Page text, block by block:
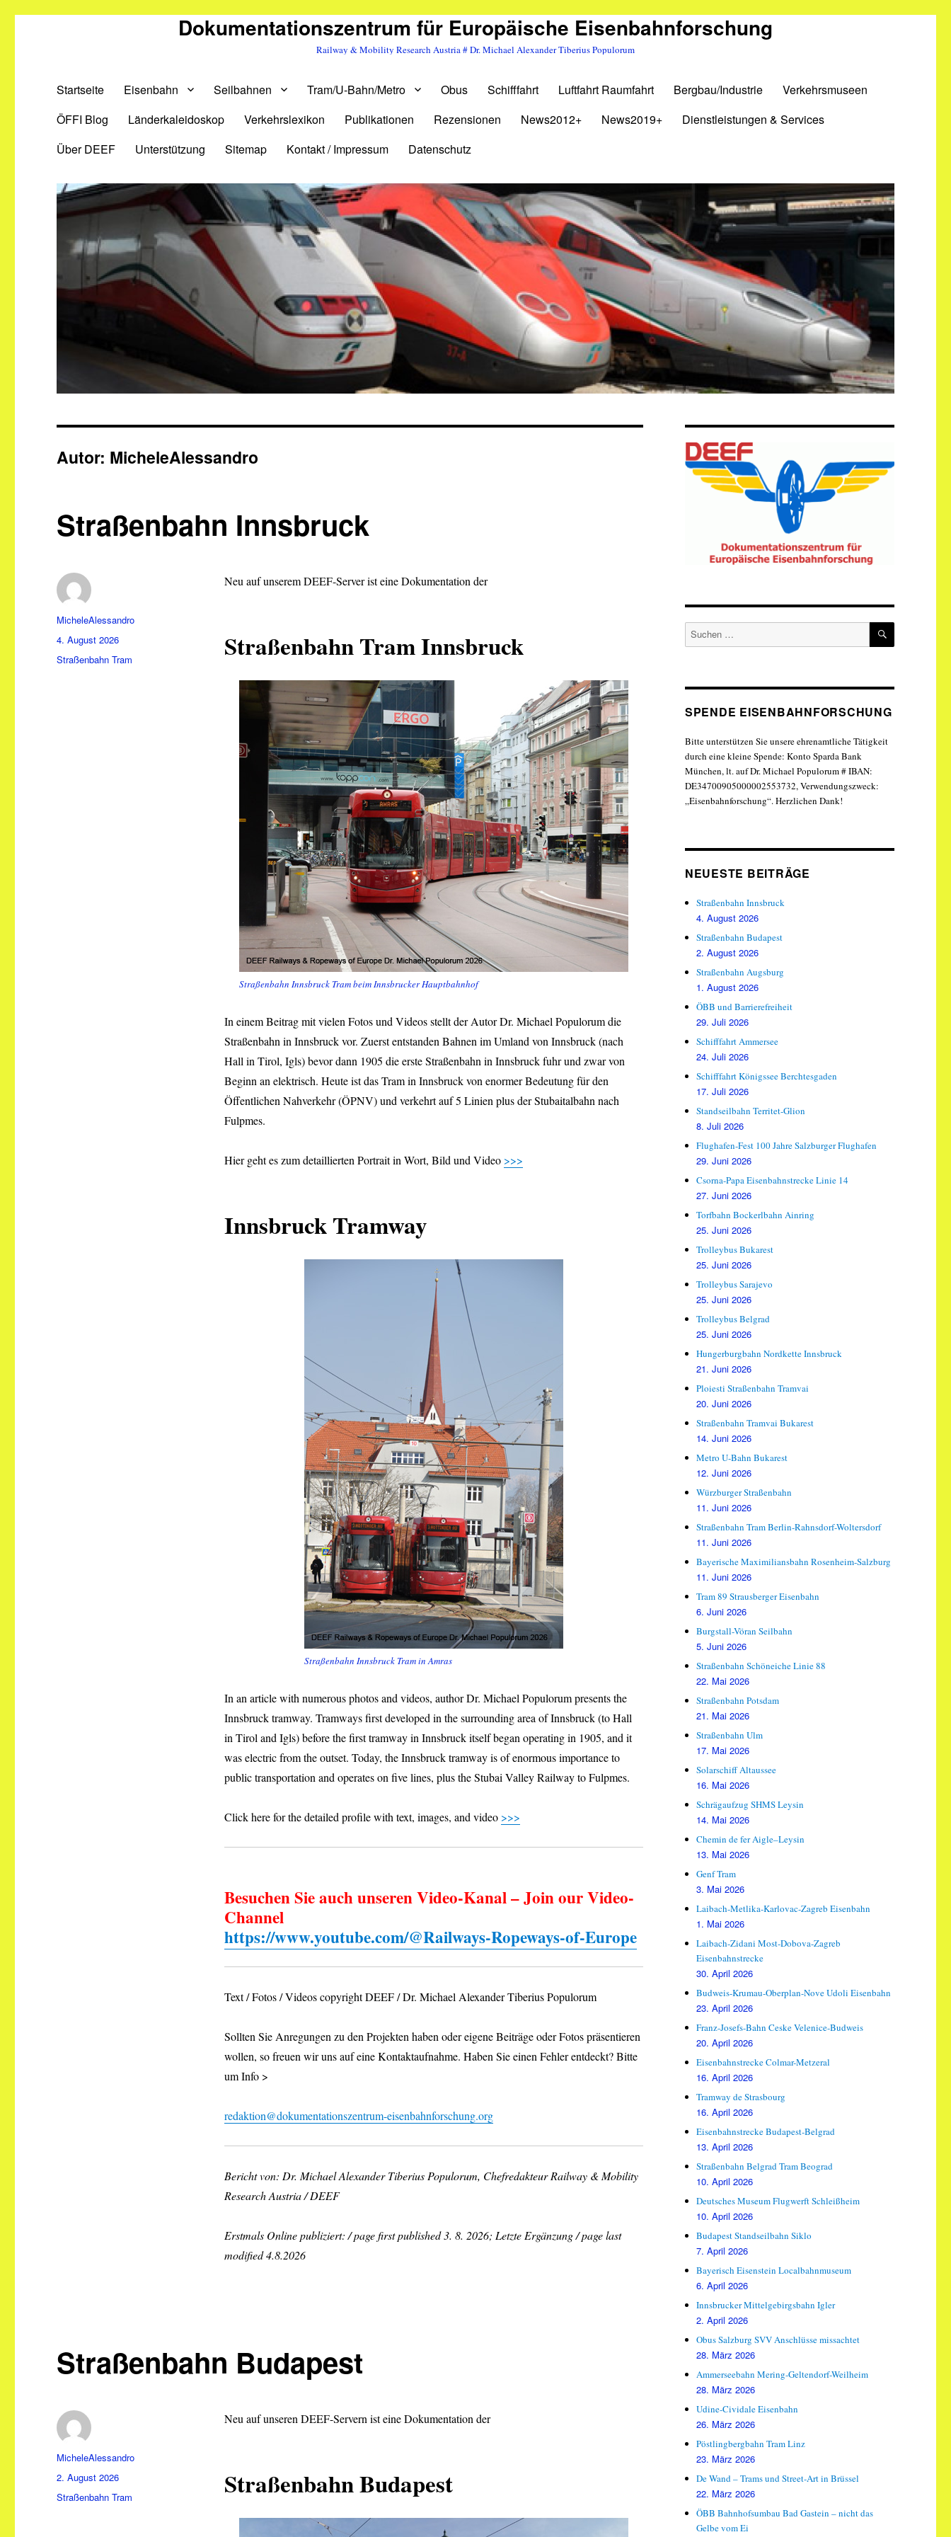
Dokumentationszentrum für Europäische Eisenbahnforschung
Railway & Mobility Research Austria # Dr. Michael Alexander Tiberius Populorum
Startseite Eisenbahn Seilbahnen Tram/U-Bahn/Metro Obus Schifffahrt Luftfahrt Raumfahrt Bergbau/Industrie
Verkehrsmuseen
ÖFFI Blog
Länderkaleidoskop Verkehrslexikon Publikationen Rezensionen News2012+ News2019+
Dienstleistungen & Services
Über DEEF
Unterstützung Sitemap Kontakt / Impressum Datenschutz
Autor: MicheleAlessandro
Straßenbahn Innsbruck
Neu auf unserem DEEF-Server ist eine Dokumentation der
Straßenbahn Tram Innsbruck
Straßenbahn Innsbruck Tram beim Innsbrucker Hauptbahnhof
In einem Beitrag mit vielen Fotos und Videos stellt der Autor Dr. Michael Populorum die
Straßenbahn in Innsbruck vor. Zuerst entstanden Bahnen im Umland von Innsbruck (nach
Hall in Tirol, Igls) bevor dann 1905 die erste Straßenbahn in Innsbruck fuhr und zwar von
Beginn an elektrisch. Heute ist das Tram in Innsbruck von enormer Bedeutung für den
Öffentlichen Nahverkehr (ÖPNV) und verkehrt auf 5 Linien plus der Stubaitalbahn nach
Fulpmes.
Hier geht es zum detaillierten Portrait in Wort, Bild und Video >>>
Innsbruck Tramway
Straßenbahn Innsbruck Tram in Amras
In an article with numerous photos and videos, author Dr. Michael Populorum presents the
Innsbruck tramway. Tramways first developed in the surrounding area of ​​Innsbruck (to Hall
in Tirol and Igls) before the first tramway in Innsbruck itself began operating in 1905, and it
was electric from the outset. Today, the Innsbruck tramway is of enormous importance to
public transportation and operates on five lines, plus the Stubai Valley Railway to Fulpmes.
Click here for the detailed profile with text, images, and video >>>
Besuchen Sie auch unseren Video-Kanal – Join our Video-
Channel
https://www.youtube.com/@Railways-Ropeways-of-Europe
Text / Fotos / Videos copyright DEEF / Dr. Michael Alexander Tiberius Populorum
Sollten Sie Anregungen zu den Projekten haben oder eigene Beiträge oder Fotos präsentieren
wollen, so freuen wir uns auf eine Kontaktaufnahme. Haben Sie einen Fehler entdeckt? Bitte
um Info >
redaktion@dokumentationszentrum-eisenbahnforschung.org
Bericht von: Dr. Michael Alexander Tiberius Populorum, Chefredakteur Railway & Mobility
Research Austria / DEEF
Erstmals Online publiziert: / page first published 3. 8. 2026; Letzte Ergänzung / page last
modified 4.8.2026
Autor
MicheleAlessandro
Veröffentlicht
am
4. August 2026
Kategorien
Straßenbahn Tram
Straßenbahn Budapest
Neu auf unseren DEEF-Servern ist eine Dokumentation der
Straßenbahn Budapest
Autor
MicheleAlessandro
Veröffentlicht
am
2. August 2026
Kategorien
Straßenbahn Tram
Suche
SUCHEN
SPENDE EISENBAHNFORSCHUNG
Bitte unterstützen Sie unsere ehrenamtliche Tätigkeit
durch eine kleine Spende: Konto Sparda Bank
München, lt. auf Dr. Michael Populorum # IBAN:
DE34700905000002553732, Verwendungszweck:
„Eisenbahnforschung“. Herzlichen Dank!
NEUESTE BEITRÄGE
Straßenbahn Innsbruck
4. August 2026
Straßenbahn Budapest
2. August 2026
Straßenbahn Augsburg
1. August 2026
ÖBB und Barrierefreiheit
29. Juli 2026
Schifffahrt Ammersee
24. Juli 2026
Schifffahrt Königssee Berchtesgaden
17. Juli 2026
Standseilbahn Territet-Glion
8. Juli 2026
Flughafen-Fest 100 Jahre Salzburger Flughafen
29. Juni 2026
Csorna-Papa Eisenbahnstrecke Linie 14
27. Juni 2026
Torfbahn Bockerlbahn Ainring
25. Juni 2026
Trolleybus Bukarest
25. Juni 2026
Trolleybus Sarajevo
25. Juni 2026
Trolleybus Belgrad
25. Juni 2026
Hungerburgbahn Nordkette Innsbruck
21. Juni 2026
Ploiesti Straßenbahn Tramvai
20. Juni 2026
Straßenbahn Tramvai Bukarest
14. Juni 2026
Metro U-Bahn Bukarest
12. Juni 2026
Würzburger Straßenbahn
11. Juni 2026
Straßenbahn Tram Berlin-Rahnsdorf-Woltersdorf
11. Juni 2026
Bayerische Maximiliansbahn Rosenheim-Salzburg
11. Juni 2026
Tram 89 Strausberger Eisenbahn
6. Juni 2026
Burgstall-Vöran Seilbahn
5. Juni 2026
Straßenbahn Schöneiche Linie 88
22. Mai 2026
Straßenbahn Potsdam
21. Mai 2026
Straßenbahn Ulm
17. Mai 2026
Solarschiff Altaussee
16. Mai 2026
Schrägaufzug SHMS Leysin
14. Mai 2026
Chemin de fer Aigle–Leysin
13. Mai 2026
Genf Tram
3. Mai 2026
Laibach-Metlika-Karlovac-Zagreb Eisenbahn
1. Mai 2026
Laibach-Zidani Most-Dobova-Zagreb
Eisenbahnstrecke
30. April 2026
Budweis-Krumau-Oberplan-Nove Udoli Eisenbahn
23. April 2026
Franz-Josefs-Bahn Ceske Velenice-Budweis
20. April 2026
Eisenbahnstrecke Colmar-Metzeral
16. April 2026
Tramway de Strasbourg
16. April 2026
Eisenbahnstrecke Budapest-Belgrad
13. April 2026
Straßenbahn Belgrad Tram Beograd
10. April 2026
Deutsches Museum Flugwerft Schleißheim
10. April 2026
Budapest Standseilbahn Siklo
7. April 2026
Bayerisch Eisenstein Localbahnmuseum
6. April 2026
Innsbrucker Mittelgebirgsbahn Igler
2. April 2026
Obus Salzburg SVV Anschlüsse missachtet
28. März 2026
Ammerseebahn Mering-Geltendorf-Weilheim
28. März 2026
Udine-Cividale Eisenbahn
26. März 2026
Pöstlingbergbahn Tram Linz
23. März 2026
De Wand – Trams und Street-Art in Brüssel
22. März 2026
ÖBB Bahnhofsumbau Bad Gastein – nicht das
Gelbe vom Ei